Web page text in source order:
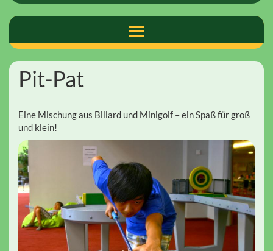
Toggle
navigation
Pit-Pat
Eine Mischung aus Billard und Minigolf – ein Spaß für groß
und klein!